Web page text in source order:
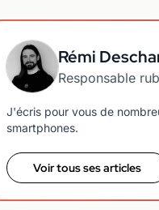
Rémi
Responsable
J'écris pour vous de
smartphones.
Voir tous ses articles